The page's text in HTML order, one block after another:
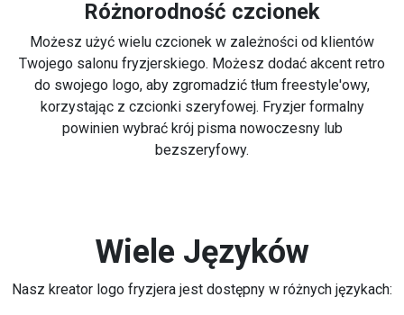
Różnorodność czcionek
Możesz użyć wielu czcionek w zależności od klientów
Twojego salonu fryzjerskiego. Możesz dodać akcent retro
do swojego logo, aby zgromadzić tłum freestyle'owy,
korzystając z czcionki szeryfowej. Fryzjer formalny
powinien wybrać krój pisma nowoczesny lub
bezszeryfowy.
Wiele Języków
Nasz kreator logo fryzjera jest dostępny w różnych językach: